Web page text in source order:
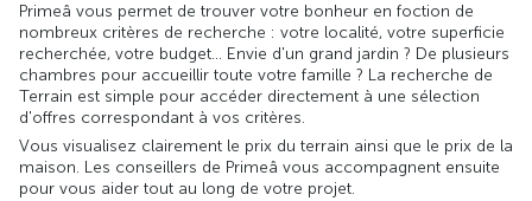
Primeâ vous permet de trouver votre bonheur en foction de
nombreux critères de recherche : votre localité, votre superficie
recherchée, votre budget... Envie d'un grand jardin ? De plusieurs
chambres pour accueillir toute votre famille ? La recherche de
Terrain est simple pour accéder directement à une sélection
d'offres correspondant à vos critères.
Vous visualisez clairement le prix du terrain ainsi que le prix de la
maison. Les conseillers de Primeâ vous accompagnent ensuite
pour vous aider tout au long de votre projet.